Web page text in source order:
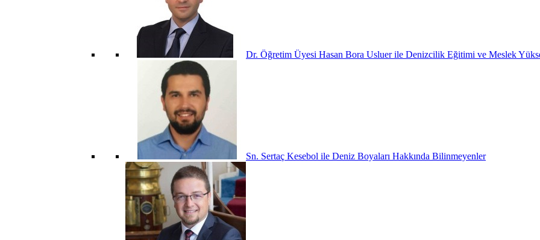
Dr. Öğretim Üyesi Hasan Bora Usluer ile Denizcilik Eğitimi ve Meslek
Sn. Sertaç Kesebol ile Deniz Boyaları Hakkında Bilinmeyenler